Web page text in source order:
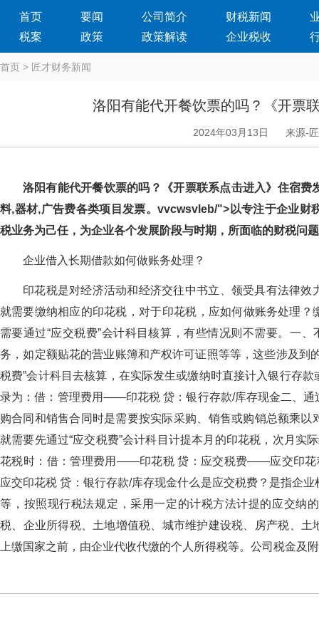
首页 要闻 公司简介 财税新闻
税案
政策 政策解读 企业税收
首页 > 匠才财务新闻
洛阳有能代开餐饮票的吗？《开票
2024年03月13日 来源-
洛阳有能代开餐饮票的吗？《开票联系点击进入》住宿
料,器材,广告费各类项目发票。vvcwsvleb/">以专注于企业财税
税业务为己任，为企业各个发展阶段与时期，所面临的财
企业借入长期借款如何做账务处理？
印花税是对经济活动和经济交往中书立、领受具有法律
就需要缴纳相应的印花税，对于印花税，应如何做账务处
需要通过“应交税费”会计科目核算，有些情况则不需要。
务，如定额贴花的营业账簿和产权许可证照等等，这些涉及
税费”会计科目去核算，在实际发生或缴纳时直接计入银行存款
录为：借：管理费用——印花税 贷：银行存款/库存现金二
购合同和销售合同时是需要按实际采购、销售或购销总额乘以对
就需要先通过“应交税费”会计科目计提本月的印花税，次月
花税时：借：管理费用——印花税 贷：应交税费——应交印
应交印花税 贷：银行存款/库存现金什么是应交税费？是指企
等，按照现行税法规定，采用一定的计税方法计提的应交
税、企业所得税、土地增值税、城市维护建设税、房产税、土
上缴国家之前，由企业代收代缴的个人所得税等。公司税金及